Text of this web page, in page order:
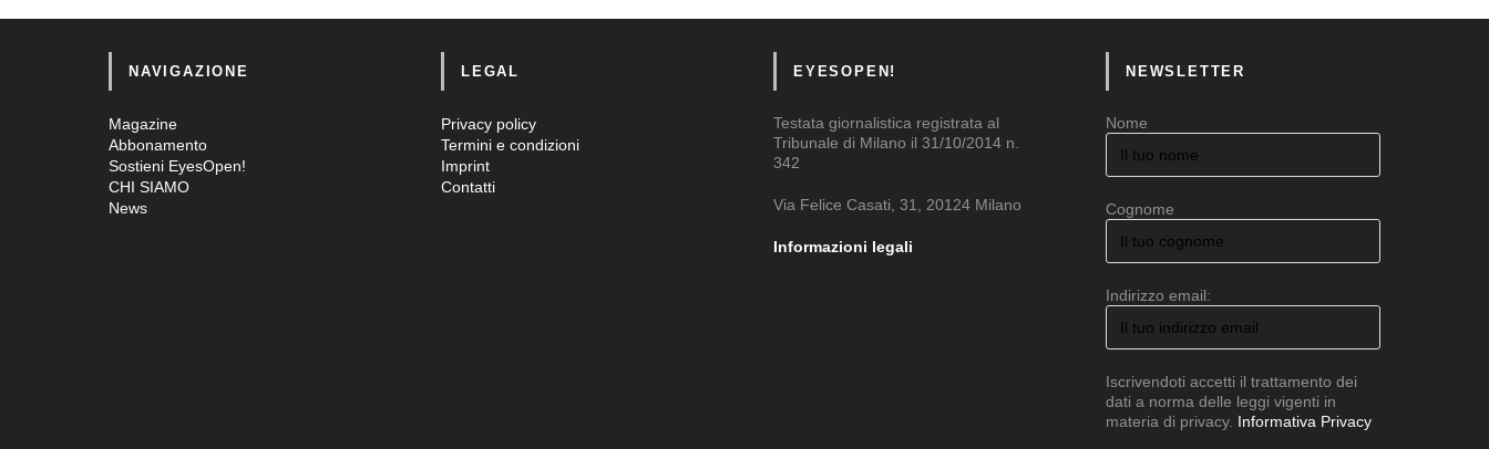
NAVIGAZIONE
Magazine
Abbonamento
Sostieni EyesOpen!
CHI SIAMO
News
LEGAL
Privacy policy
Termini e condizioni
Imprint
Contatti
EYESOPEN!
Testata giornalistica registrata al
Tribunale di Milano il 31/10/2014 n.
342
Via Felice Casati, 31, 20124 Milano
Informazioni legali
NEWSLETTER
Nome
Cognome
Indirizzo email:
Iscrivendoti accetti il trattamento dei
dati a norma delle leggi vigenti in
materia di privacy. Informativa Privacy